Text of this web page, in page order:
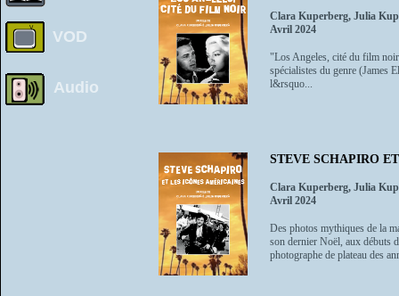
VOD
Audio
Clara Kuperberg, Julia
Avril 2024
"Los Angeles, cité du film
spécialistes du genre (James
l&rsquo...
STEVE SCHAPIRO
Clara Kuperberg, Julia
Avril 2024
Des photos mythiques de la
son dernier Noël, aux débuts
photographe de plateau des